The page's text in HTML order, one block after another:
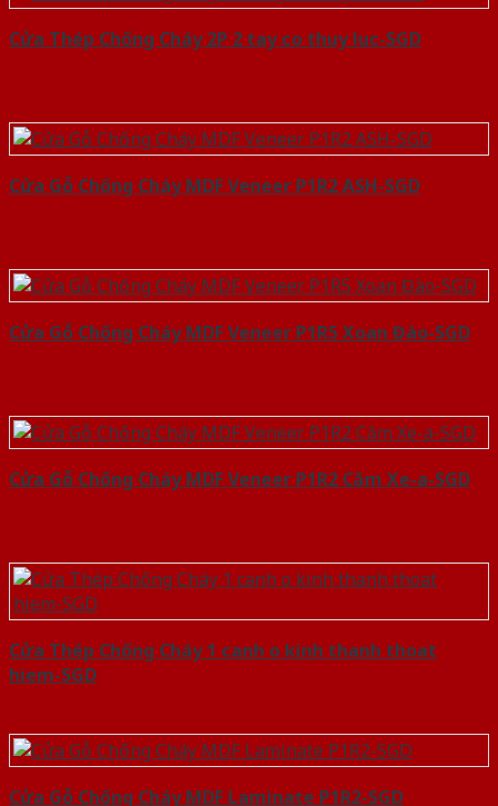
Cửa Thép Chống Cháy 2P 2 tay co thuy luc-SGD
Cửa Gỗ Chống Cháy MDF Veneer P1R2 ASH-SGD
Cửa Gỗ Chống Cháy MDF Veneer P1R5 Xoan Đào-SGD
Cửa Gỗ Chống Cháy MDF Veneer P1R2 Căm Xe-a-SGD
Cửa Thép Chống Cháy 1 canh o kinh thanh thoat
hiem-SGD
Cửa Gỗ Chống Cháy MDF Laminate P1R2-SGD